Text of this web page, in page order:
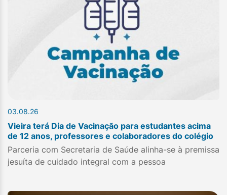
03.08.26
Vieira terá Dia de Vacinação para estudantes acima
de 12 anos, professores e colaboradores do colégio
Parceria com Secretaria de Saúde alinha-se à premissa
jesuíta de cuidado integral com a pessoa